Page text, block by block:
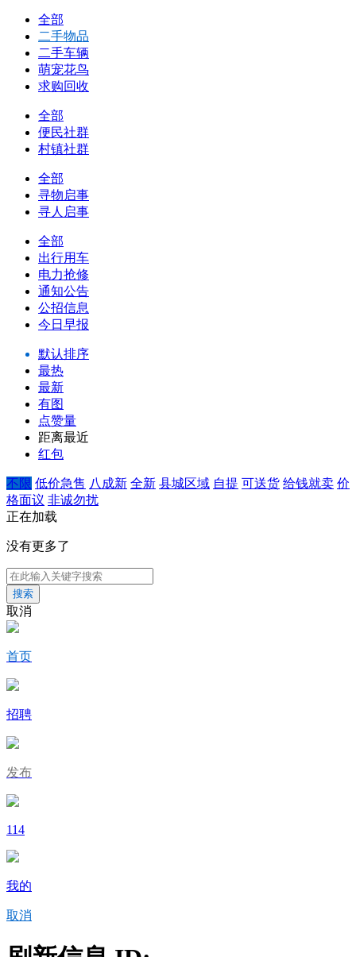
全部
二手物品
二手车辆
萌宠花鸟
求购回收
全部
便民社群
村镇社群
全部
寻物启事
寻人启事
全部
出行用车
电力抢修
通知公告
公招信息
今日早报
默认排序
最热
最新
有图
点赞量
距离最近
红包
不限 低价急售 八成新 全新 县城区域 自提 可送货 给钱就卖 价
格面议 非诚勿扰
正在加载
没有更多了
搜索
取消
首页
招聘
发布
114
我的
取消